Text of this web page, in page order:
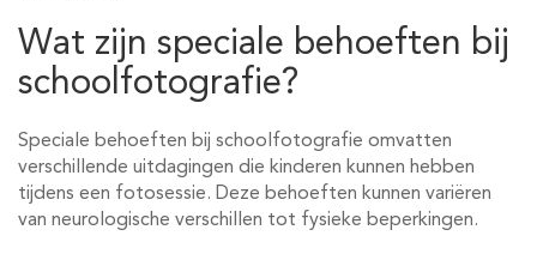
Wat zijn speciale behoeften bij
schoolfotografie?
Speciale behoeften bij schoolfotografie omvatten
verschillende uitdagingen die kinderen kunnen hebben
tijdens een fotosessie. Deze behoeften kunnen variëren
van neurologische verschillen tot fysieke beperkingen.